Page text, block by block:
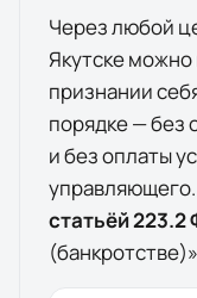
Через любой
Якутскеможно
признании
порядке — без
и без оплаты
статьёй 223.2